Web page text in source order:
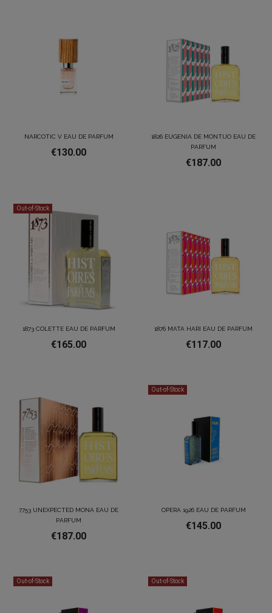
NARCOTIC V EAU DE PARFUM
€130.00
1826 EUGENIA DE MONTIJO EAU DE
PARFUM
€187.00
Out-of-Stock
1873 COLETTE EAU DE PARFUM
€165.00
1876 MATA HARI EAU DE PARFUM
€117.00
7753 UNEXPECTED MONA EAU DE
PARFUM
€187.00
Out-of-Stock
OPERA 1926 EAU DE PARFUM
€145.00
Out-of-Stock Out-of-Stock